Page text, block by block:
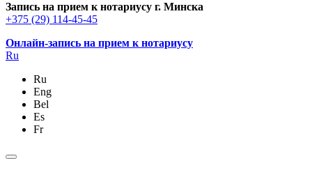
Запись на прием к нотариусу г. Минска
+375 (29) 114-45-45
Онлайн-запись на прием к нотариусу
Ru
Ru
Eng
Bel
Es
Fr